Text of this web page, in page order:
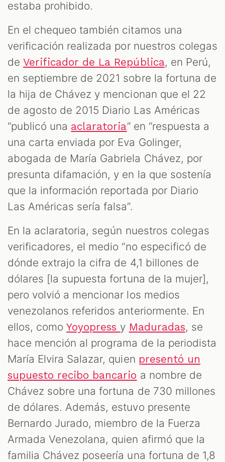
estaba prohibido.
En el chequeo también citamos una
verificación realizada por nuestros colegas
deVerificador de La República, en Perú,
en septiembre de 2021 sobre la fortuna de
la hija de Chávez y mencionan que el 22
de agosto de 2015 Diario Las Américas
“publicó una aclaratoria” en “respuesta a
una carta enviada por Eva Golinger,
abogada de María Gabriela Chávez, por
presunta difamación, y en la que sostenía
que la información reportada por Diario
Las Américas sería falsa”.
En la aclaratoria, según nuestros colegas
verificadores, el medio “no especificó de
dónde extrajo la cifra de 4,1 billones de
dólares [la supuesta fortuna de la mujer],
pero volvió a mencionar los medios
venezolanos referidos anteriormente. En
ellos, comoYoyopress y Maduradas, se
hace mención al programa de la periodista
María Elvira Salazar, quien presentó un
supuesto recibo bancario a nombre de
Chávez sobre una fortuna de 730 millones
de dólares. Además, estuvo presente
Bernardo Jurado, miembro de la Fuerza
Armada Venezolana, quien afirmó que la
familia Chávez poseería una fortuna de 1,8